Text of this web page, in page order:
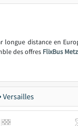
distance en
des offres FlixBus
Versailles